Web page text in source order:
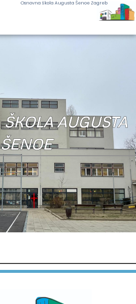
Osnovna škola Augusta Šenoe Zagreb
AUGUSTA
ŠENOE